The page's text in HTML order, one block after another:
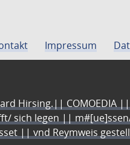
Impressum
Hirsing.|| COMOEDIA
sich legen ||
|| vnd Reymweis